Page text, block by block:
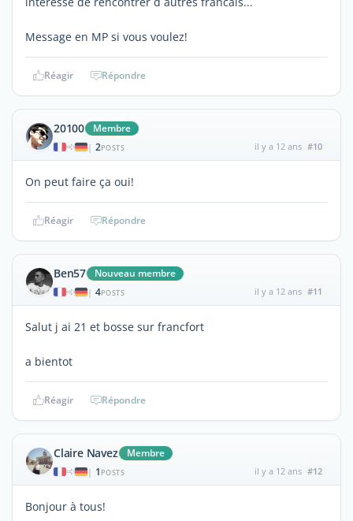
Message en MP si vous voulez!
Réagir Répondre
20100 Membre
| 2POSTS il y a 12 ans #10
On peut faire ça oui!
Réagir Répondre
Ben57 Nouveau membre
| 4POSTS il y a 12 ans #11
Salut j ai 21 et bosse sur francfort
a bientot
Réagir Répondre
Claire Navez Membre
| 1 POSTS il y a 12 ans #12
Bonjour à tous!